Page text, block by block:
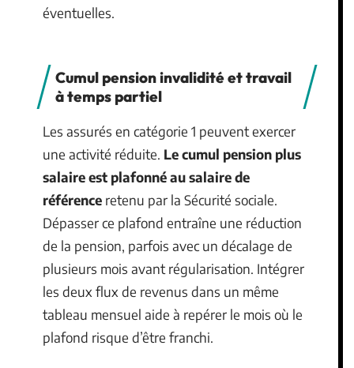
éventuelles.
Cumul pension invalidité et travail
à temps partiel
Les assurés en catégorie 1 peuvent exercer
une activité réduite. Le cumul pension plus
salaire est plafonné au salaire de
référence retenu par la Sécurité sociale.
Dépasser ce plafond entraîne une réduction
de la pension, parfois avec un décalage de
plusieurs mois avant régularisation. Intégrer
les deux flux de revenus dans un même
tableau mensuel aide à repérer le mois où le
plafond risque d’être franchi.